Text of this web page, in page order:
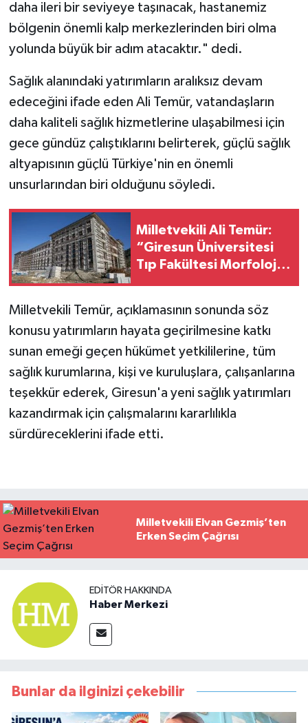
daha ileri bir seviyeye taşınacak, hastanemiz
bölgenin önemli kalp merkezlerinden biri olma
yolunda büyük bir adım atacaktır." dedi.
Sağlık alanındaki yatırımların aralıksız devam
edeceğini ifade eden Ali Temür, vatandaşların
daha kaliteli sağlık hizmetlerine ulaşabilmesi için
gece gündüz çalıştıklarını belirterek, güçlü sağlık
altyapısının güçlü Türkiye'nin en önemli
unsurlarından biri olduğunu söyledi.
Milletvekili Ali Temür:
“Giresun Üniversitesi
Tıp Fakültesi Morfoloji
Milletvekili Temür, açıklamasının sonunda söz
konusu yatırımların hayata geçirilmesine katkı
sunan emeği geçen hükümet yetkililerine, tüm
sağlık kurumlarına, kişi ve kuruluşlara, çalışanlarına
teşekkür ederek, Giresun'a yeni sağlık yatırımları
kazandırmak için çalışmalarını kararlılıkla
sürdüreceklerini ifade etti.
Milletvekili Elvan Gezmiş’ten
Erken Seçim Çağrısı
EDITÖR HAKKINDA
Haber Merkezi
Bunlar da ilginizi çekebilir